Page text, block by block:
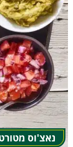
נאצ'וס